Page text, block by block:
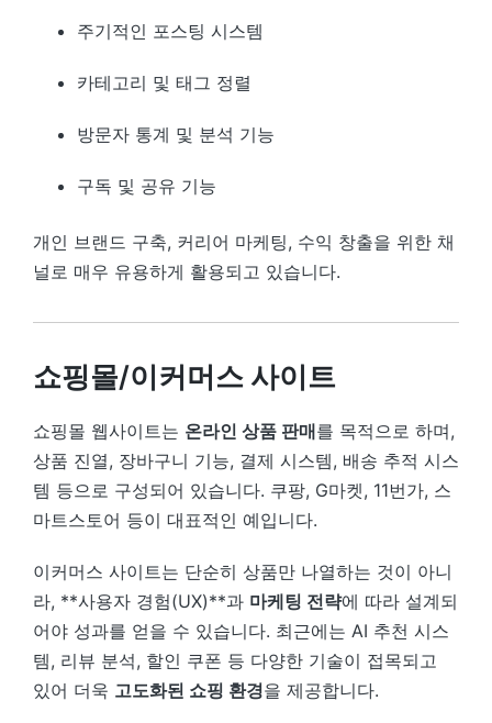
주기적인 포스팅 시스템
카테고리 및 태그 정렬
방문자 통계 및 분석 기능
구독 및 공유 기능
개인 브랜드 구축, 커리어 마케팅, 수익 창출을 위한 채
널로 매우 유용하게 활용되고 있습니다.
쇼핑몰/이커머스 사이트
쇼핑몰 웹사이트는 온라인 상품 판매를 목적으로 하며,
상품 진열, 장바구니 기능, 결제 시스템, 배송 추적 시스
템 등으로 구성되어 있습니다. 쿠팡, G마켓, 11번가, 스
마트스토어 등이 대표적인 예입니다.
이커머스 사이트는 단순히 상품만 나열하는 것이 아니
라, **사용자 경험(UX)**과 마케팅 전략에 따라 설계되
어야 성과를 얻을 수 있습니다. 최근에는 AI 추천 시스
템, 리뷰 분석, 할인 쿠폰 등 다양한 기술이 접목되고
있어 더욱 고도화된 쇼핑 환경을 제공합니다.